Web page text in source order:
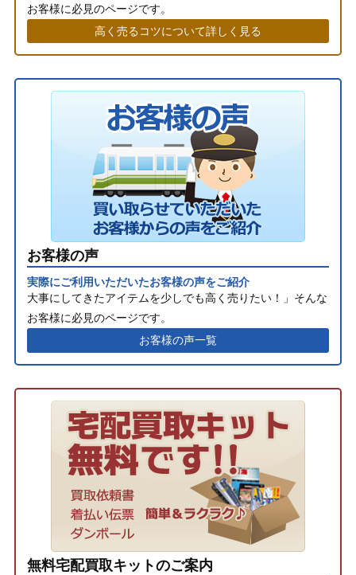
お客様に必見のページです。
高く売るコツについて詳しく見る
お客様の声
実際にご利用いただいたお客様の声をご紹介
大事にしてきたアイテムを少しでも高く売りたい！」そんな
お客様に必見のページです。
お客様の声一覧
無料宅配買取キットのご案内